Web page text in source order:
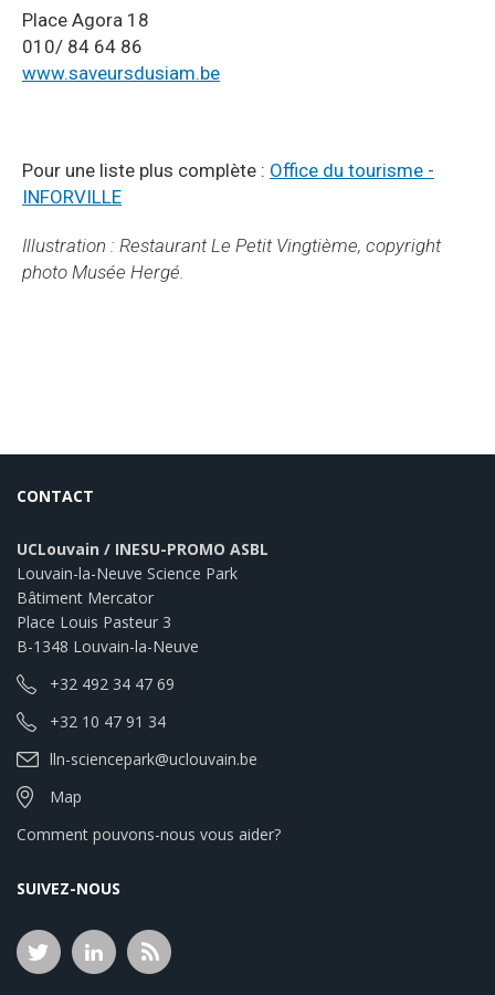
Place Agora 18
010/ 84 64 86
www.saveursdusiam.be
Pour une liste plus complète : Office du tourisme -
INFORVILLE
Illustration : Restaurant Le Petit Vingtième, copyright
photo Musée Hergé.
CONTACT
UCLouvain / INESU-PROMO ASBL
Louvain-la-Neuve Science Park
Bâtiment Mercator
Place Louis Pasteur 3
B-1348 Louvain-la-Neuve
+32 492 34 47 69
+32 10 47 91 34
lln-sciencepark@uclouvain.be
Map
Comment pouvons-nous vous aider?
SUIVEZ-NOUS